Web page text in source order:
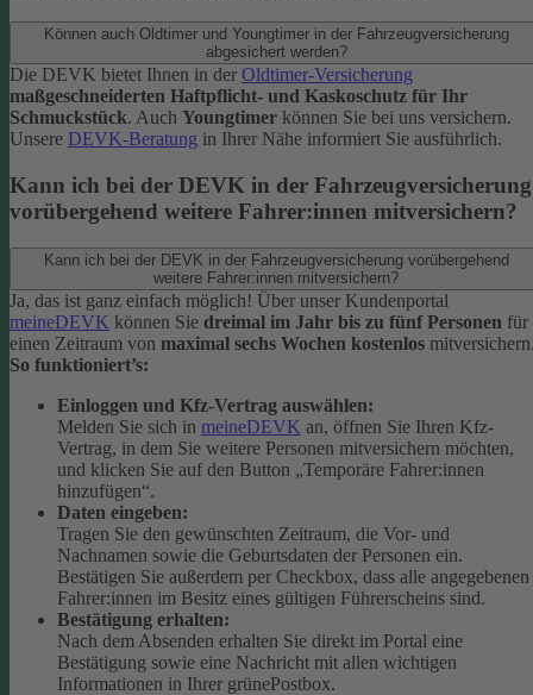
Können auch Oldtimer und Youngtimer in der Fahrzeugversicherung
abgesichert werden?
Die DEVK bietet Ihnen in der Oldtimer-Versicherung
maßgeschneiderten Haftpflicht- und Kaskoschutz für Ihr
Schmuckstück. Auch Youngtimer können Sie bei uns versichern.
Unsere DEVK-Beratung in Ihrer Nähe informiert Sie ausführlich.
Kann ich bei der DEVK in der Fahrzeugversicherung
vorübergehend weitere Fahrer:innen mitversichern?
Kann ich bei der DEVK in der Fahrzeugversicherung vorübergehend
weitere Fahrer:innen mitversichern?
Ja, das ist ganz einfach möglich! Über unser Kundenportal
meineDEVK können Sie dreimal im Jahr bis zu fünf Personen für
einen Zeitraum von maximal sechs Wochen kostenlos
So funktioniert’s:
Einloggen und Kfz-Vertrag auswählen:
Melden Sie sich in meineDEVK an, öffnen Sie Ihren Kfz-
Vertrag, in dem Sie weitere Personen mitversichern möchten,
und klicken Sie auf den Button „Temporäre Fahrer:innen
hinzufügen“.
Daten eingeben:
Tragen Sie den gewünschten Zeitraum, die Vor- und
Nachnamen sowie die Geburtsdaten der Personen ein.
Bestätigen Sie außerdem per Checkbox, dass alle angegebenen
Fahrer:innen im Besitz eines gültigen Führerscheins sind.
Bestätigung erhalten:
Nach dem Absenden erhalten Sie direkt im Portal eine
Bestätigung sowie eine Nachricht mit allen wichtigen
Informationen in Ihrer grünePostbox.